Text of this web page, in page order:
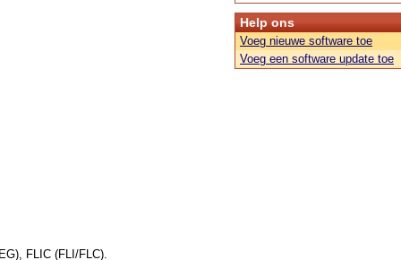
FLIC (FLI/FLC).
Help ons
Voeg nieuwe software toe
Voeg een software update toe